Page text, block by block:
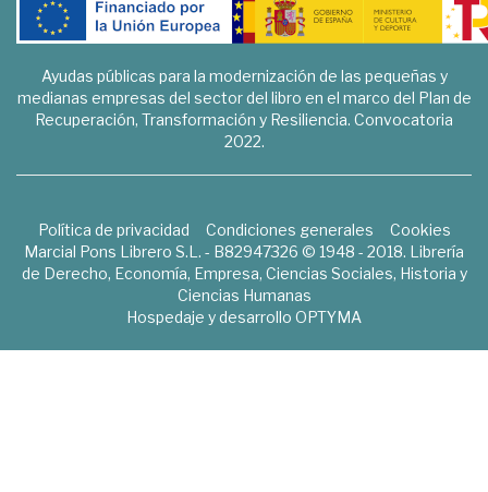
Ayudas públicas para la modernización de las pequeñas y
medianas empresas del sector del libro en el marco del Plan de
Recuperación, Transformación y Resiliencia. Convocatoria
2022.
Política de privacidad Condiciones generales
Cookies
Marcial Pons Librero S.L. - B82947326 © 1948 - 2018. Librería
de Derecho, Economía, Empresa, Ciencias Sociales, Historia y
Ciencias Humanas
Hospedaje y desarrollo OPTYMA